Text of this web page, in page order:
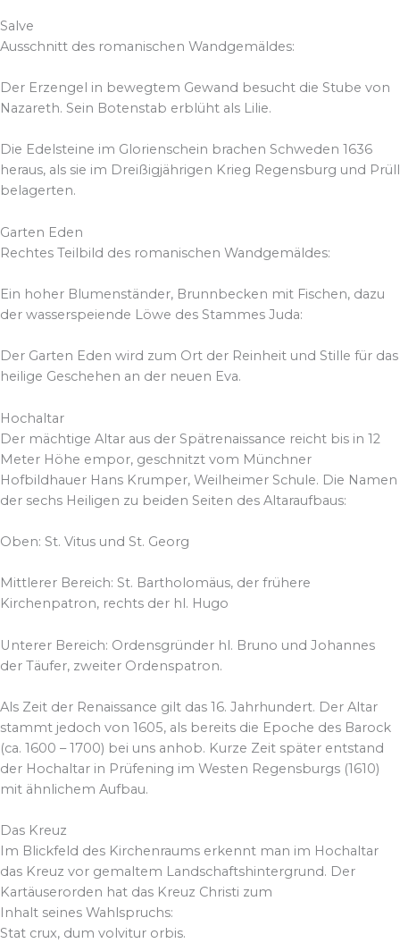
Salve
Ausschnitt des romanischen Wandgemäldes:
Der Erzengel in bewegtem Gewand besucht die Stube von
Nazareth. Sein Botenstab erblüht als Lilie.
Die Edelsteine im Glorienschein brachen Schweden 1636
heraus, als sie im Dreißigjährigen Krieg Regensburg und Prüll
belagerten.
Garten Eden
Rechtes Teilbild des romanischen Wandgemäldes:
Ein hoher Blumenständer, Brunnbecken mit Fischen, dazu
der wasserspeiende Löwe des Stammes Juda:
Der Garten Eden wird zum Ort der Reinheit und Stille für das
heilige Geschehen an der neuen Eva.
Hochaltar
Der mächtige Altar aus der Spätrenaissance reicht bis in 12
Meter Höhe empor, geschnitzt vom Münchner
Hofbildhauer Hans Krumper, Weilheimer Schule. Die Namen
der sechs Heiligen zu beiden Seiten des Altaraufbaus:
Oben: St. Vitus und St. Georg
Mittlerer Bereich: St. Bartholomäus, der frühere
Kirchenpatron, rechts der hl. Hugo
Unterer Bereich: Ordensgründer hl. Bruno und Johannes
der Täufer, zweiter Ordenspatron.
Als Zeit der Renaissance gilt das 16. Jahrhundert. Der Altar
stammt jedoch von 1605, als bereits die Epoche des Barock
(ca. 1600 – 1700) bei uns anhob. Kurze Zeit später entstand
der Hochaltar in Prüfening im Westen Regensburgs (1610)
mit ähnlichem Aufbau.
Das Kreuz
Im Blickfeld des Kirchenraums erkennt man im Hochaltar
das Kreuz vor gemaltem Landschaftshintergrund. Der
Kartäuserorden hat das Kreuz Christi zum
Inhalt seines Wahlspruchs:
Stat crux, dum volvitur orbis.